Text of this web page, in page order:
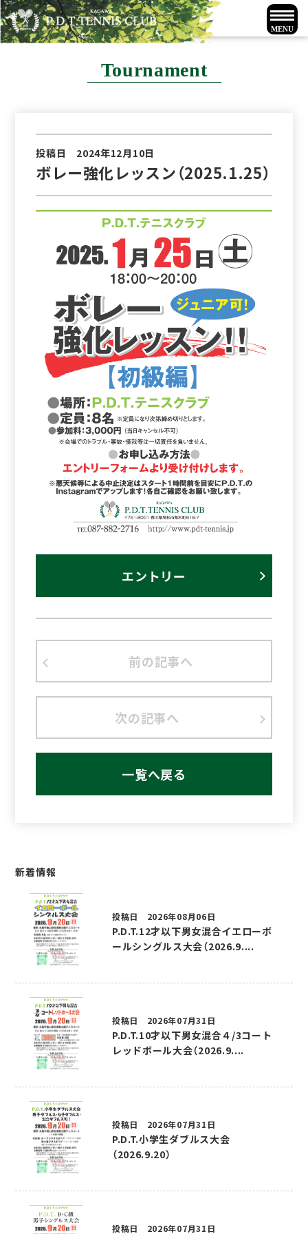
Tournament
投稿日 2024年12月10日
ボレー強化レッスン（2025.1.25）
エントリー
前の記事へ
一覧へ戻る
次の記事へ
新着情報
投稿日 2026年08月06日
P.D.T.12才以下男女混合イエローボ
ールシングルス大会（2026.9....
投稿日 2026年07月31日
P.D.T.10才以下男女混合４/3コート
レッドボール大会（2026.9....
投稿日 2026年07月31日
P.D.T.小学生ダブルス大会
（2026.9.20）
投稿日 2026年07月31日